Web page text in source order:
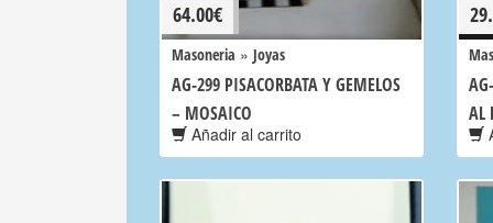
64.00€
Masoneria » Joyas
AG-299 PISACORBATA Y GEMELOS
– MOSAICO
Añadir al carrito
AL